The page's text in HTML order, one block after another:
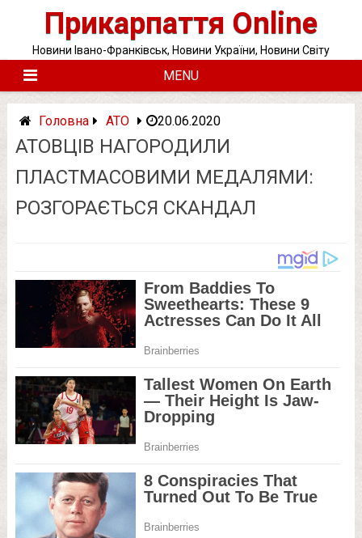
Прикарпаття Online
Новини Івано-Франківськ, Новини України, Новини Світу
MENU
Головна АТО 20.06.2020
АТОВЦІВ НАГОРОДИЛИ
ПЛАСТМАСОВИМИ МЕДАЛЯМИ:
РОЗГОРАЄТЬСЯ СКАНДАЛ